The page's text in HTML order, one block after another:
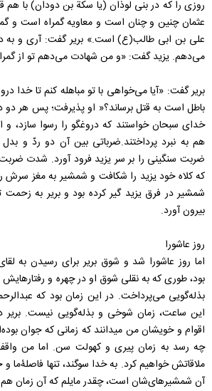
روزی را که در بنی لوذان (یا سکة بن دودان) با
عثمان چنین و چنان است و معاویه گمراه است و
علی بن ابی طالب(ع) است.» بریر گفت: آری و
می‌دهم. یزید گفت: «‌و من شهادت می‌دهم تو از
بریر گفت: «‌آیا می‌خواهی با تو مباهله کنم تا خدا
باطل است به قتل برساند؟‌« او پذیرفت؛ پس هر دو
خدای سبحان خواستند که دروغگو را رسوا سازد، و
هم به نبرد پرداختند.ضرباتی بین آن دو ردّ و
ضربت سنگینی را بر سر یزید فرود آورد. شدت
که کلاه خود یزید را شکافت و شمشیر به مغز سرش
شمشیر در فرق یزید گیر کرده بود و بریر به زحمت
بیرون آورد.
روز عاشورا
اما روز عاشورا شد و شوق بریر برای رسیدن به
بود، طوری که به نقلی شوق او در چهره و
بذله‌گویی می‌پرداخت. در این زمان بود که
این ساعت، زمان شوخی و بذله­‌گویی نیست. بریر
اقوام و خویشان من می­دانند که زمانی که جوان
چه رسد به زمان پیری و کهولت سن. اما من
ملاقاتش خواهیم کرد. به خدا سوگند، تنها فاصلۀما
آن شمشیرهای‌شان است، چقدر مایلم که آن زمان هم